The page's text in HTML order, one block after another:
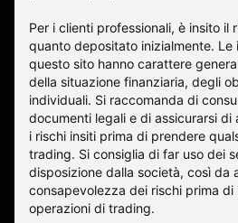
Per i clienti professionali, è insito il
quanto depositato inizialmente.
questo sito hanno carattere
della situazione finanziaria, degli
individuali. Si raccomanda di
documenti legali e di assicurarsi
i rischi insiti prima di prendere
trading. Si consiglia di far uso dei
disposizione dalla società, così da
consapevolezza dei rischi prima
operazioni di trading.